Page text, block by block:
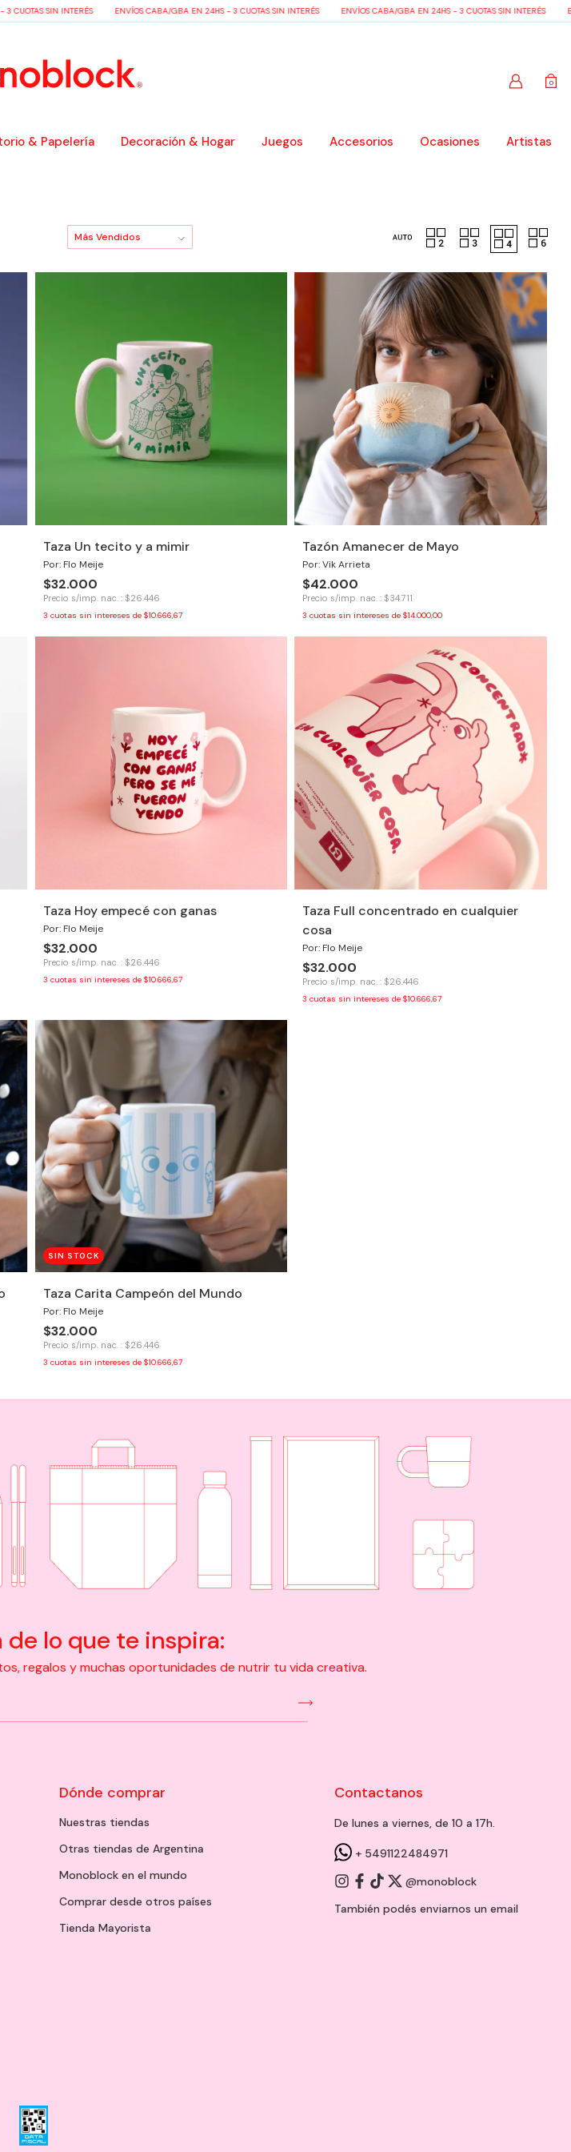
SIN INTERÉS ENVÍOS CABA/GBA EN 24HS - 3 CUOTAS SIN INTERÉS ENVÍOS CABA/GBA EN 24HS - 3 CUOTAS SIN INTERÉS
0
& Papelería Decoración & Hogar Juegos Accesorios Ocasiones Artistas
Taza Un tecito y a mimir
Por: Flo Meije
$32.000
Precio s/imp. nac. : $26.446
3 cuotas sin intereses de $10.666,67
Tazón Amanecer de Mayo
Por: Vik Arrieta
$42.000
Precio s/imp. nac. : $34.711
3 cuotas sin intereses de$14.000,00
Taza Hoy empecé con ganas
Por: Flo Meije
$32.000
Precio s/imp. nac. : $26.446
3 cuotas sin intereses de $10.666,67
Taza Full concentrado en cualquier
cosa
Por: Flo Meije
$32.000
Precio s/imp. nac. : $26.446
3 cuotas sin intereses de$10.666,67
SIN STOCK
Taza Carita Campeón del Mundo
Por: Flo Meije
$32.000
Precio s/imp. nac. : $26.446
3 cuotas sin intereses de $10.666,67
lo que te inspira:
regalos y muchas oportunidades de nutrir tu vida creativa.
Dónde comprar
Nuestras tiendas
Otras tiendas de Argentina
Monoblock en el mundo
Comprar desde otros países
Tienda Mayorista
Contactanos
De lunes a viernes, de 10 a 17h.
+ 5491122484971
@monoblock
También podés enviarnos un email